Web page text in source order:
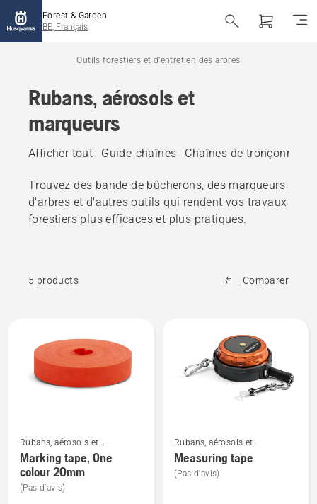
Forest & Garden
BE, Français
Outils forestiers et d'entretien des arbres
Rubans, aérosols et
marqueurs
Afficher tout Guide-chaînes Chaînes de
Trouvez des bande de bûcherons, des marqueurs
d'arbres et d'autres outils qui rendent vos travaux
forestiers plus efficaces et plus pratiques.
5 products Comparer
produits
plus
de
détails
sur
Rubans, aérosols et
marqueurs
Marking tape, One
colour 20mm
(Pas d'avis)
plus
de
détails
Rubans, aérosols et
marqueurs
Measuring tape
(Pas d'avis)